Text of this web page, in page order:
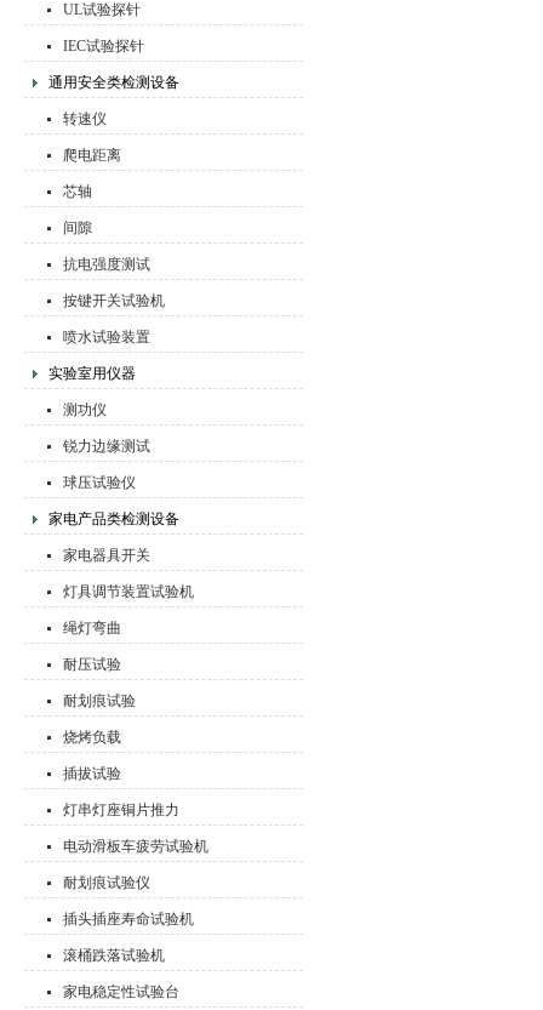
UL试验探针
IEC试验探针
通用安全类检测设备
转速仪
爬电距离
芯轴
间隙
抗电强度测试
按键开关试验机
喷水试验装置
实验室用仪器
测功仪
锐力边缘测试
球压试验仪
家电产品类检测设备
家电器具开关
灯具调节装置试验机
绳灯弯曲
耐压试验
耐划痕试验
烧烤负载
插拔试验
灯串灯座铜片推力
电动滑板车疲劳试验机
耐划痕试验仪
插头插座寿命试验机
滚桶跌落试验机
家电稳定性试验台